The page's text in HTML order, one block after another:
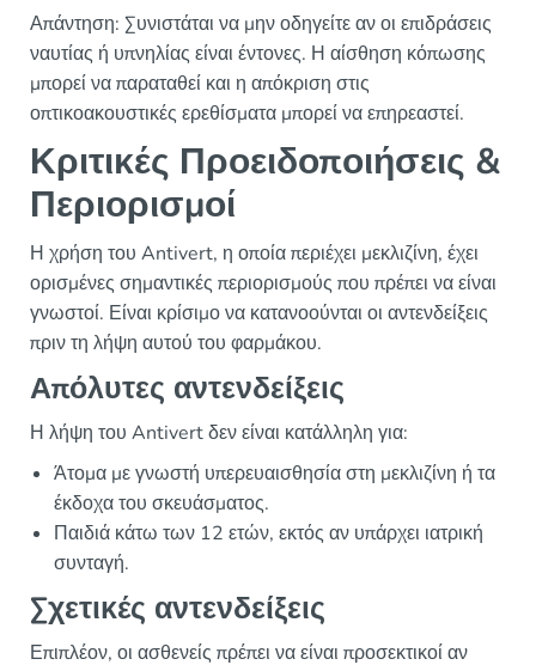
Απάντηση: Συνιστάται να μην οδηγείτε αν οι επιδράσεις
ναυτίας ή υπνηλίας είναι έντονες. Η αίσθηση κόπωσης
μπορεί να παραταθεί και η απόκριση στις
οπτικοακουστικές ερεθίσματα μπορεί να επηρεαστεί.
Κριτικές Προειδοποιήσεις &
Περιορισμοί
Η χρήση του Antivert, η οποία περιέχει μεκλιζίνη, έχει
ορισμένες σημαντικές περιορισμούς που πρέπει να είναι
γνωστοί. Είναι κρίσιμο να κατανοούνται οι αντενδείξεις
πριν τη λήψη αυτού του φαρμάκου.
Απόλυτες αντενδείξεις
Η λήψη του Antivert δεν είναι κατάλληλη για:
Άτομα με γνωστή υπερευαισθησία στη μεκλιζίνη ή τα
έκδοχα του σκευάσματος.
Παιδιά κάτω των 12 ετών, εκτός αν υπάρχει ιατρική
συνταγή.
Σχετικές αντενδείξεις
Επιπλέον, οι ασθενείς πρέπει να είναι προσεκτικοί αν